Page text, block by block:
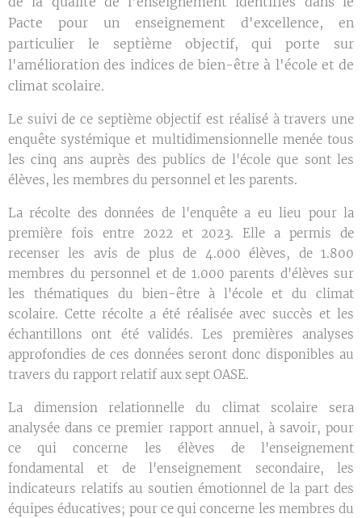
Pacte pour un enseignement d'excellence, en
particulier le septième objectif, qui porte sur
l'amélioration des indices de bien-être à l'école et de
climat scolaire.
Le suivi de ce septième objectif est réalisé à travers une
enquête systémique et multidimensionnelle menée tous
les cinq ans auprès des publics de l'école que sont les
élèves, les membres du personnel et les parents.
La récolte des données de l'enquête a eu lieu pour la
première fois entre 2022 et 2023. Elle a permis de
recenser les avis de plus de 4.000 élèves, de 1.800
membres du personnel et de 1.000 parents d'élèves sur
les thématiques du bien-être à l'école et du climat
scolaire. Cette récolte a été réalisée avec succès et les
échantillons ont été validés. Les premières analyses
approfondies de ces données seront donc disponibles au
travers du rapport relatif aux sept OASE.
La dimension relationnelle du climat scolaire sera
analysée dans ce premier rapport annuel, à savoir, pour
ce qui concerne les élèves de l'enseignement
fondamental et de l'enseignement secondaire, les
indicateurs relatifs au soutien émotionnel de la part des
équipes éducatives; pour ce qui concerne les membres du